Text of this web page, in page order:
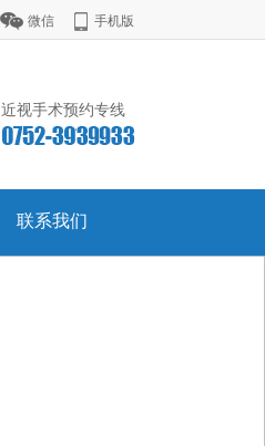
微信 手机版
近视手术预约专线
联系我们